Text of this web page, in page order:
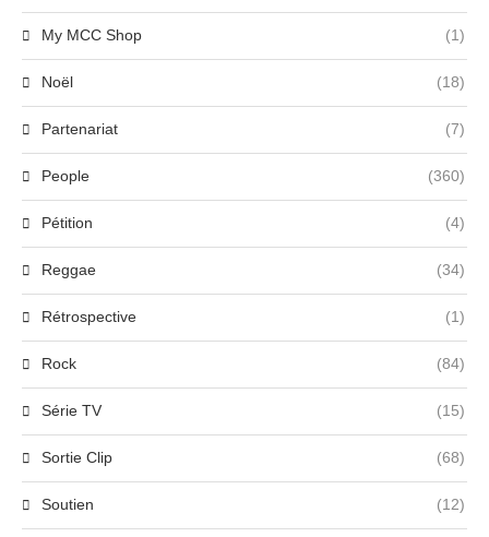
My MCC Shop (1)
Noël (18)
Partenariat (7)
People (360)
Pétition (4)
Reggae (34)
Rétrospective (1)
Rock (84)
Série TV (15)
Sortie Clip (68)
Soutien (12)